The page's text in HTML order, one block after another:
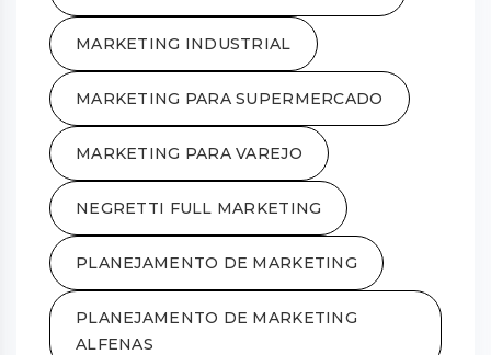
MARKETING INDUSTRIAL
MARKETING PARA SUPERMERCADO
MARKETING PARA VAREJO
NEGRETTI FULL MARKETING
PLANEJAMENTO DE MARKETING
PLANEJAMENTO DE MARKETING
ALFENAS